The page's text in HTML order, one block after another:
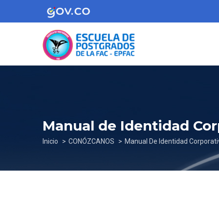
Manual de Identidad
Sobrescribir
de
Inicio CONÓZCANOS Manual De Identidad